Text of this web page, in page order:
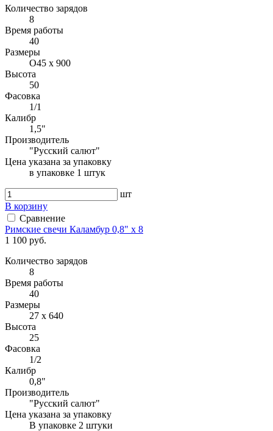
Количество зарядов
8
Время работы
40
Размеры
O45 х 900
Высота
50
Фасовка
1/1
Калибр
1,5"
Производитель
"Русский салют"
Цена указана за упаковку
в упаковке 1 штук
шт
В корзину
Сравнение
Римские свечи Каламбур 0,8" х 8
1 100 руб.
Количество зарядов
8
Время работы
40
Размеры
27 x 640
Высота
25
Фасовка
1/2
Калибр
0,8"
Производитель
"Русский салют"
Цена указана за упаковку
В упаковке 2 штуки